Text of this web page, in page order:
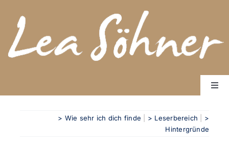
Inhalt
springen
> Wie sehr ich dich finde > Leserbereich
>
Hintergründe